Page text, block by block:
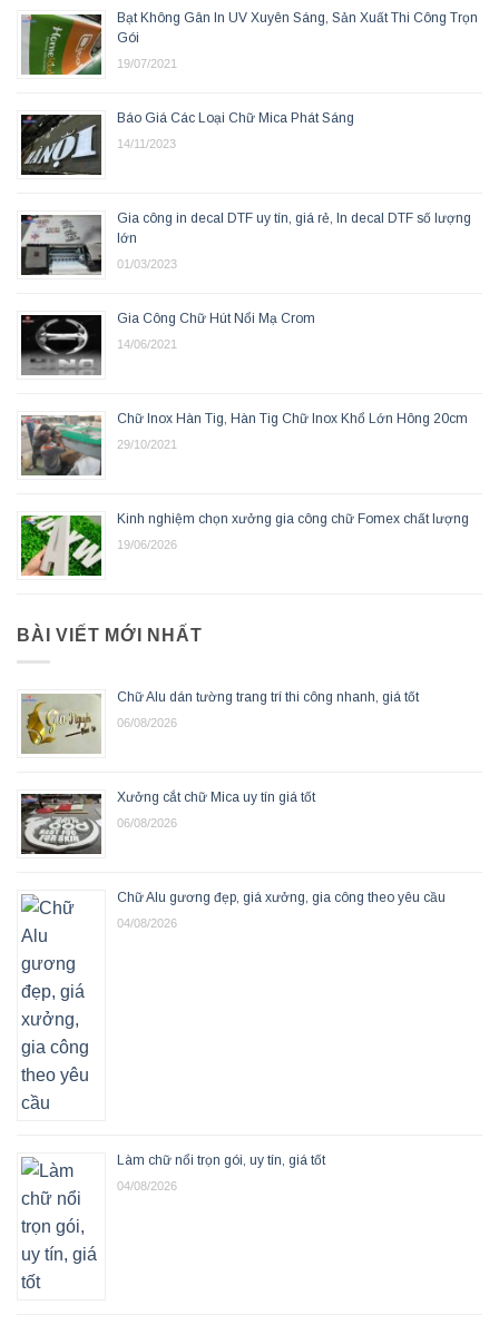
Bạt Không Gân In UV Xuyên Sáng, Sản Xuất Thi Công Trọn
Gói
19/07/2021
Báo Giá Các Loại Chữ Mica Phát Sáng
14/11/2023
Gia công in decal DTF uy tín, giá rẻ, In decal DTF số lượng
lớn
01/03/2023
Gia Công Chữ Hút Nổi Mạ Crom
14/06/2021
Chữ Inox Hàn Tig, Hàn Tig Chữ Inox Khổ Lớn Hông 20cm
29/10/2021
Kinh nghiệm chọn xưởng gia công chữ Fomex chất lượng
19/06/2026
BÀI VIẾT MỚI NHẤT
Chữ Alu dán tường trang trí thi công nhanh, giá tốt
06/08/2026
Xưởng cắt chữ Mica uy tín giá tốt
06/08/2026
Chữ Alu gương đẹp, giá xưởng, gia công theo yêu cầu
04/08/2026
Làm chữ nổi trọn gói, uy tín, giá tốt
04/08/2026